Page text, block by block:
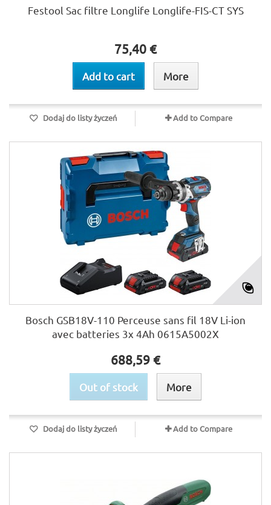
Festool Sac filtre Longlife Longlife-FIS-CT SYS
75,40 €
Add to cart More
Dodaj do listy życzeń Add to Compare
Bosch GSB18V-110 Perceuse sans fil 18V Li-ion
avec batteries 3x 4Ah 0615A5002X
688,59 €
Out of stock More
Dodaj do listy życzeń Add to Compare